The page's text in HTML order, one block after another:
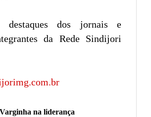
destaques dos jornais e
da Rede Sindijori
na liderança